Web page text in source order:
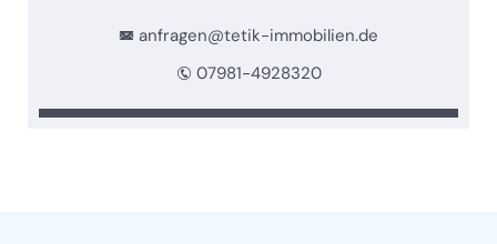
anfragen@tetik-immobilien.de
07981-4928320